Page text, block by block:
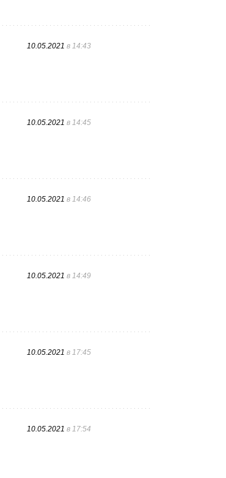
10.05.2021 в 14:43
10.05.2021 в 14:45
10.05.2021 в 14:46
10.05.2021 в 14:49
10.05.2021 в 17:45
10.05.2021 в 17:54